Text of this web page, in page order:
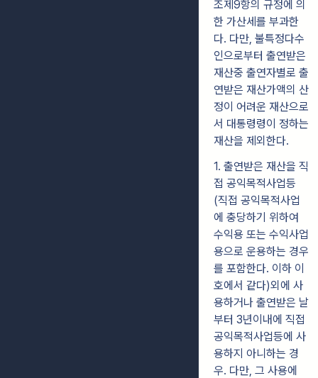
조제9항의 규정에 의
한 가산세를 부과한
다. 다만, 불특정다수
인으로부터 출연받은
재산중 출연자별로 출
연받은 재산가액의 산
정이 어려운 재산으로
서 대통령령이 정하는
재산을 제외한다.
1. 출연받은 재산을 직
접 공익목적사업등
(직접 공익목적사업
에 충당하기 위하여
수익용 또는 수익사업
용으로 운용하는 경우
를 포함한다. 이하 이
호에서 같다)외에 사
용하거나 출연받은 날
부터 3년이내에 직접
공익목적사업등에 사
용하지 아니하는 경
우. 다만, 그 사용에